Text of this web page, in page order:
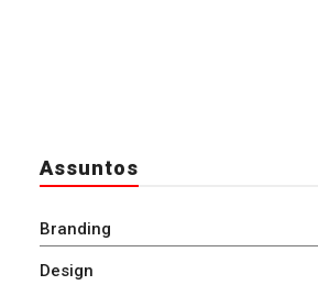
Assuntos
Branding
Design